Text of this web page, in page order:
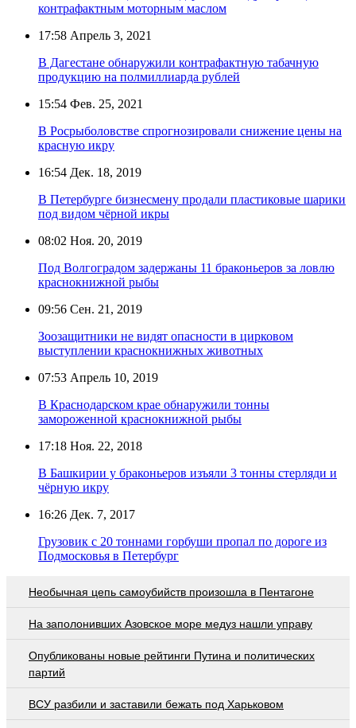
контрафактным моторным маслом
17:58 Апрель 3, 2021
В Дагестане обнаружили контрафактную табачную
продукцию на полмиллиарда рублей
15:54 Фев. 25, 2021
В Росрыболовстве спрогнозировали снижение цены на
красную икру
16:54 Дек. 18, 2019
В Петербурге бизнесмену продали пластиковые шарики
под видом чёрной икры
08:02 Ноя. 20, 2019
Под Волгоградом задержаны 11 браконьеров за ловлю
краснокнижной рыбы
09:56 Сен. 21, 2019
Зоозащитники не видят опасности в цирковом
выступлении краснокнижных животных
07:53 Апрель 10, 2019
В Краснодарском крае обнаружили тонны
замороженной краснокнижной рыбы
17:18 Ноя. 22, 2018
В Башкирии у браконьеров изъяли 3 тонны стерляди и
чёрную икру
16:26 Дек. 7, 2017
Грузовик с 20 тоннами горбуши пропал по дороге из
Подмосковья в Петербург
Необычная цепь самоубийств произошла в Пентагоне
На заполонивших Азовское море медуз нашли управу
Опубликованы новые рейтинги Путина и политических
партий
ВСУ разбили и заставили бежать под Харьковом